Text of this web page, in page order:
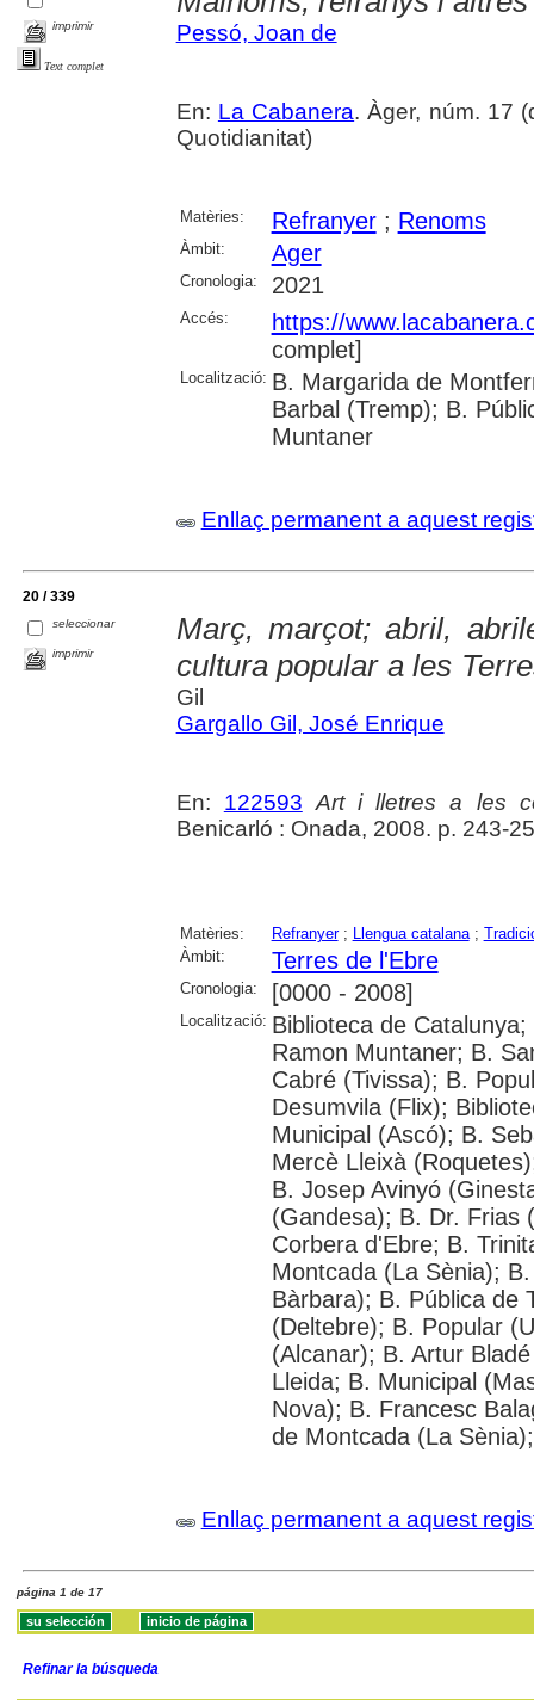
imprimir
Text complet
Pessó, Joan de
En: La Cabanera. Àger, núm. 17
Quotidianitat)
Matèries: Refranyer; Renoms
Àmbit: Ager
Cronologia: 2021
Accés:
https://
complet]
Localització: B. Margarida de
Barbal (Tremp); B.
Muntaner
Enllaç permanent a aquest
20 / 339
seleccionar
imprimir
Març, marçot; abril,
cultura popular a les
Gil
Gargallo Gil, José Enrique
En: 122593 Art i lletres a les
Benicarló : Onada, 2008. p. 243-
Matèries: Refranyer; Llengua catalana;
Àmbit:
Terres de l'Ebre
Cronologia: [0000 - 2008]
Localització: Biblioteca de
Ramon Muntaner; B.
Cabré (Tivissa); B.
Desumvila (Flix);
Municipal (Ascó); B.
Mercè Lleixà
B. Josep Avinyó
(Gandesa); B. Dr. Frias
Corbera d'Ebre; B.
Montcada (La Sènia);
Bàrbara); B. Pública de
(Deltebre); B. Popular
(Alcanar); B. Artur
Lleida; B. Municipal
Nova); B. Francesc
de Montcada (La
Enllaç permanent a aquest
página 1 de 17
Refinar la búsqueda